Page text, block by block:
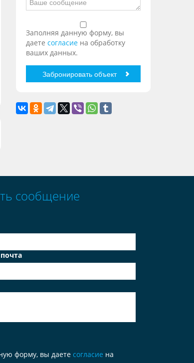
Заполняя данную форму, вы
даете согласие на обработку
ваших данных.
сообщение
форму, вы даете согласие на